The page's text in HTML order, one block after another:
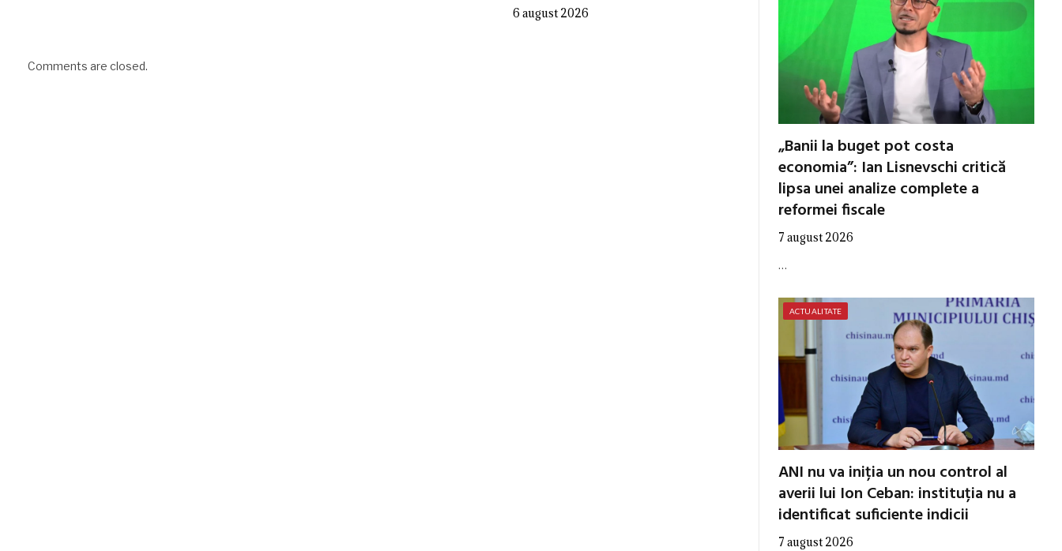
6 august 2026
Comments are closed.
„Banii la buget pot costa
economia”: Ian Lisnevschi critică
lipsa unei analize complete a
reformei fiscale
7 august 2026
…
ACTUALITATE
ANI nu va iniția un nou control al
averii lui Ion Ceban: instituția nu a
identificat suficiente indicii
7 august 2026